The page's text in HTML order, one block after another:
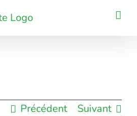
Précédent Suivant